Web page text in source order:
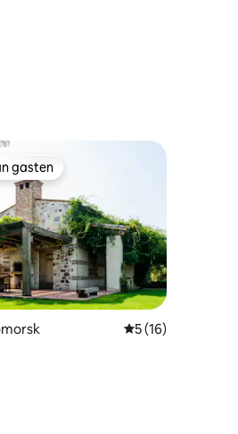
gasten
gasten
Gemiddelde
5 (16)